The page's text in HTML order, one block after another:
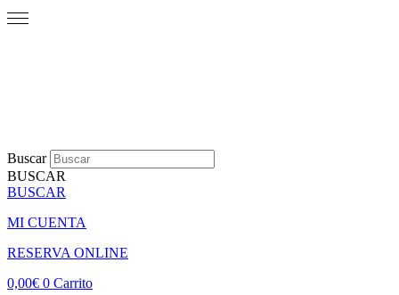
Buscar
BUSCAR
BUSCAR
MI CUENTA
RESERVA ONLINE
0,00€ 0 Carrito